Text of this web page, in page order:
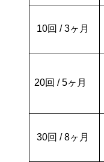
10回 / 3ヶ月
20回 / 5ヶ月
30回 / 8ヶ月